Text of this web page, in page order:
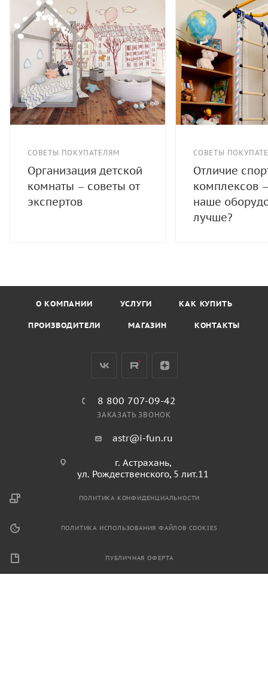
СОВЕТЫ ПОКУПАТЕЛЯМ
Организация детской
комнаты – советы от
экспертов
СОВЕТЫ
Отличие
комплексов
наше
лучше?
О КОМПАНИИ УСЛУГИ КАК КУПИТЬ
ПРОИЗВОДИТЕЛИ МАГАЗИН КОНТАКТЫ
8 800 707-09-42
ЗАКАЗАТЬ ЗВОНОК
astr@i-fun.ru
г. Астрахань,
ул. Рождественского, 5 лит.11
ПОЛИТИКА КОНФИДЕНЦИАЛЬНОСТИ
ПОЛИТИКА ИСПОЛЬЗОВАНИЯ ФАЙЛОВ COOKIES
ПУБЛИЧНАЯ ОФЕРТА